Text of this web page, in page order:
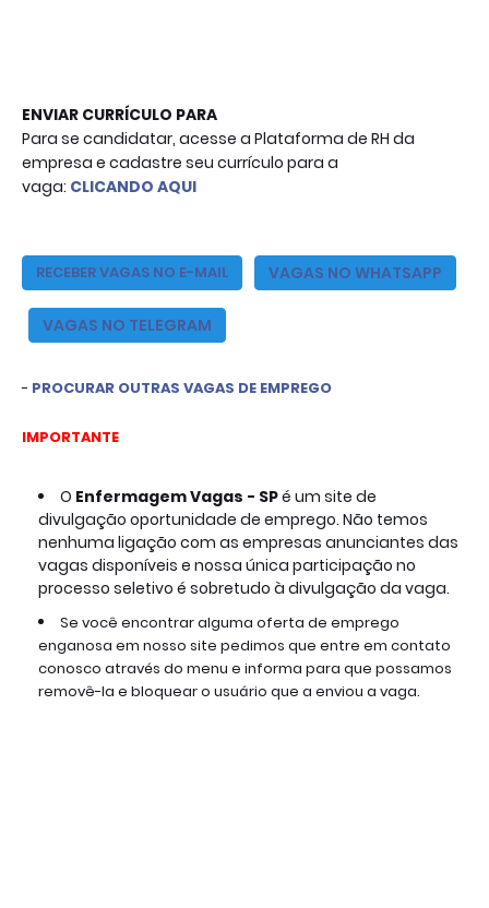
ENVIAR CURRÍCULO PARA
Para se candidatar, acesse a Plataforma de RH da
empresa e cadastre seu currículo para a
vaga: CLICANDO AQUI
RECEBER VAGAS NO E-MAIL VAGAS NO WHATSAPP
VAGAS NO TELEGRAM
- PROCURAR OUTRAS VAGAS DE EMPREGO
IMPORTANTE
O Enfermagem Vagas - SP é um site de
divulgação oportunidade de emprego. Não temos
nenhuma ligação com as empresas anunciantes das
vagas disponíveis e nossa única participação no
processo seletivo é sobretudo à divulgação da vaga.
Se você encontrar alguma oferta de emprego
enganosa em nosso site pedimos que entre em contato
conosco através do menu e informa para que possamos
removê-la e bloquear o usuário que a enviou a vaga.